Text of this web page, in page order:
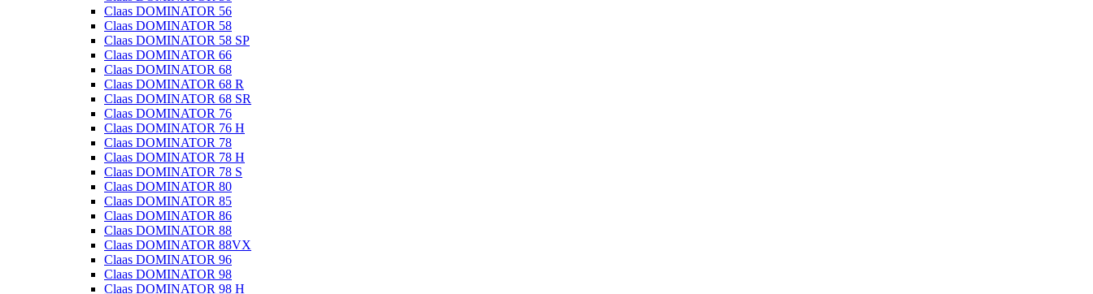
Claas DOMINATOR 56
Claas DOMINATOR 58
Claas DOMINATOR 58 SP
Claas DOMINATOR 66
Claas DOMINATOR 68
Claas DOMINATOR 68 R
Claas DOMINATOR 68 SR
Claas DOMINATOR 76
Claas DOMINATOR 76 H
Claas DOMINATOR 78
Claas DOMINATOR 78 H
Claas DOMINATOR 78 S
Claas DOMINATOR 80
Claas DOMINATOR 85
Claas DOMINATOR 86
Claas DOMINATOR 88
Claas DOMINATOR 88VX
Claas DOMINATOR 96
Claas DOMINATOR 98
Claas DOMINATOR 98 H